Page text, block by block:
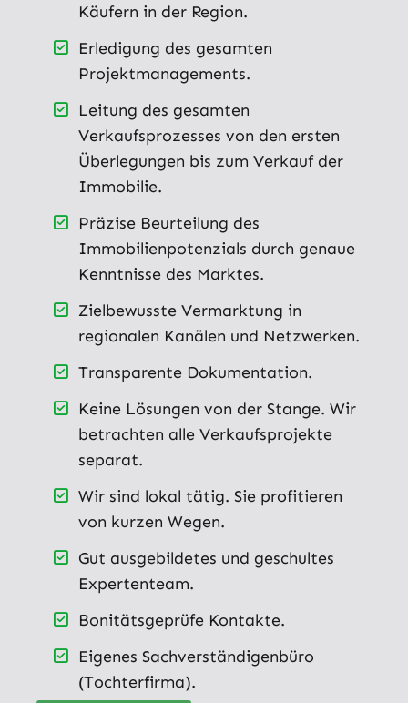
Käufern in der Region.
Erledigung des gesamten
Projektmanagements.
Leitung des gesamten
Verkaufsprozesses von den ersten
Überlegungen bis zum Verkauf der
Immobilie.
Präzise Beurteilung des
Immobilienpotenzials durch genaue
Kenntnisse des Marktes.
Zielbewusste Vermarktung in
regionalen Kanälen und Netzwerken.
Transparente Dokumentation.
Keine Lösungen von der Stange. Wir
betrachten alle Verkaufsprojekte
separat.
Wir sind lokal tätig. Sie profitieren
von kurzen Wegen.
Gut ausgebildetes und geschultes
Expertenteam.
Bonitätsgeprüfe Kontakte.
Eigenes Sachverständigenbüro
(Tochterfirma).